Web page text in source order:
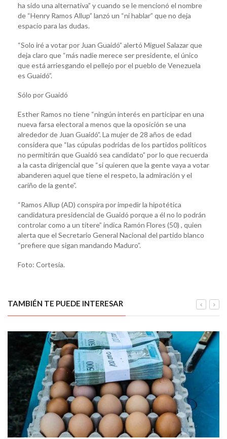
ha sido una alternativa” y cuando se le mencionó el nombre
de “Henry Ramos Allup” lanzó un “ni hablar” que no deja
espacio para las dudas.
“Solo iré a votar por Juan Guaidó” alertó Miguel Salazar que
deja claro que “más nadie merece ser presidente, el único
que está arriesgando el pellejo por el pueblo de Venezuela
es Guaidó”.
Sólo por Guaidó
Esther Ramos no tiene “ningún interés en participar en una
nueva farsa electoral a menos que la oposición se una
alrededor de Juan Guaidó”. La mujer de 28 años de edad
considera que “las cúpulas podridas de los partidos políticos
no permitirán que Guaidó sea candidato” por lo que recuerda
a la casta dirigencial que “si quieren que la gente vaya a votar
abanderen aquel que tiene el respeto, la admiración y el
cariño de la gente”.
“Ramos Allup (AD) conspira por impedir la hipotética
candidatura presidencial de Guaidó porque a él no lo podrán
controlar como a un títere” indica Ramón Flores (50) , quien
alerta que el Secretario General Nacional del partido blanco
“prefiere que sigan mandando Maduro”.
Foto: Cortesía.
TAMBIÉN TE PUEDE INTERESAR